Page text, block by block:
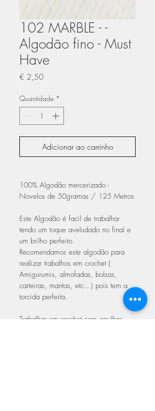
102 MARBLE - -
Algodão fino - Must
Have
€ 2,50Preço
Quantidade *
Adicionar ao carrinho
100% Algodão mercerizado -
Novelos de 50gramas / 125 Metros
Este Algodão é facil de trabalhar
tendo um toque aveludado no final e
um brilho perfeito.
Recomendamos este algodão para
realizar trabalhos em crochet (
Amigurumis, almofadas, bolsas,
carteiras, mantas, etc...) pois tem a
torcida perfeita.
Trabalhar em crochet com agulhas